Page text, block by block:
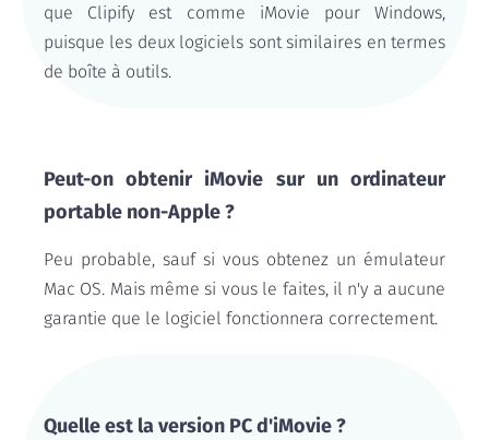
que Clipify est comme iMovie pour Windows,
puisque les deux logiciels sont similaires en termes
de boîte à outils.
Peut-on obtenir iMovie sur un ordinateur
portable non-Apple ?
Peu probable, sauf si vous obtenez un émulateur
Mac OS. Mais même si vous le faites, il n'y a aucune
garantie que le logiciel fonctionnera correctement.
Quelle est la version PC d'iMovie ?